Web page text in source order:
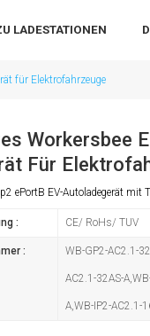
LADESTATIONEN
für Elektrofahrzeuge
Workersbee
Für
ePortB EV-Autoladegerät mit
: CE/ RoHs/ TUV
: WB-GP2-AC2.1-
AC2.1-32AS-
A,WB-IP2-AC2.1-